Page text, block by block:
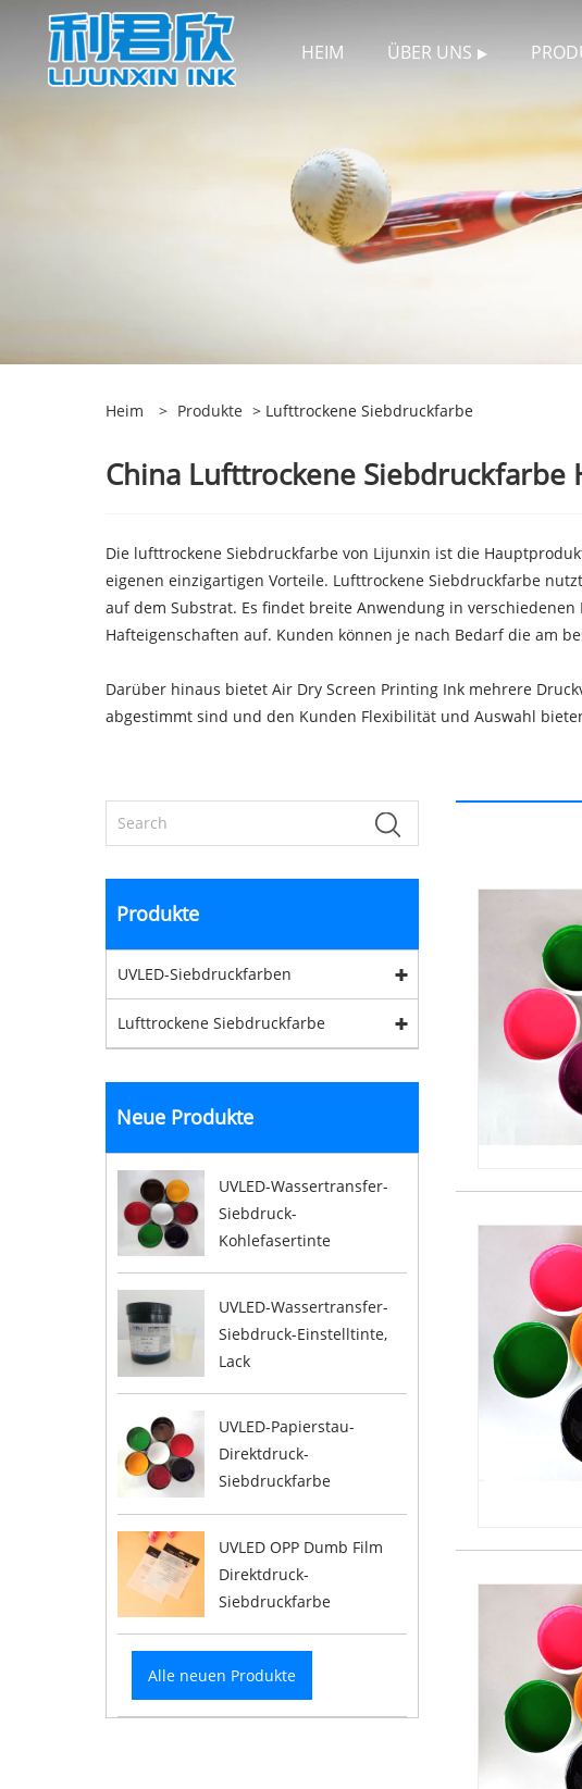
HEIM ÜBER UNS
Heim > Produkte > Lufttrockene Siebdruckfarbe
China Lufttrockene
Die lufttrockene Siebdruckfarbe von Lijunxin ist die
eigenen einzigartigen Vorteile. Lufttrockene Siebdruckfarbe
auf dem Substrat. Es findet breite Anwendung in
Hafteigenschaften auf. Kunden können je nach Bedarf die am
Darüber hinaus bietet Air Dry Screen Printing Ink mehrere
abgestimmt sind und den Kunden Flexibilität und Auswahl
Produkte
UVLED-Siebdruckfarben
Lufttrockene Siebdruckfarbe
Neue Produkte
UVLED-Wassertransfer-
Siebdruck-
Kohlefasertinte
UVLED-Wassertransfer-
Siebdruck-Einstelltinte,
Lack
UVLED-Papierstau-
Direktdruck-
Siebdruckfarbe
UVLED OPP Dumb Film
Direktdruck-
Siebdruckfarbe
Alle neuen Produkte